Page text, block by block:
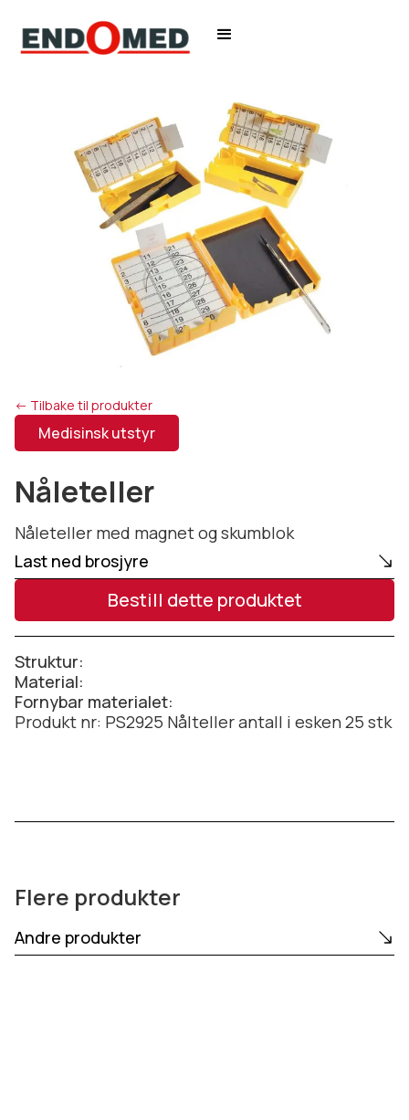
<- Tilbake til produkter
Medisinsk utstyr
Nåleteller
Nåleteller med magnet og skumblok
Last ned brosjyre
Bestill dette produktet
Struktur:
Material:
Fornybar materialet:
Produkt nr: PS2925 Nålteller antall i esken 25 stk
Flere produkter
Andre produkter